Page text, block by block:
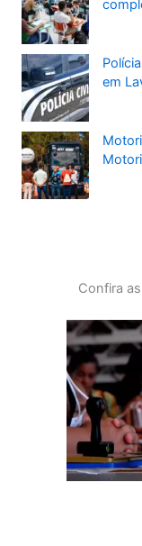
em
Confira